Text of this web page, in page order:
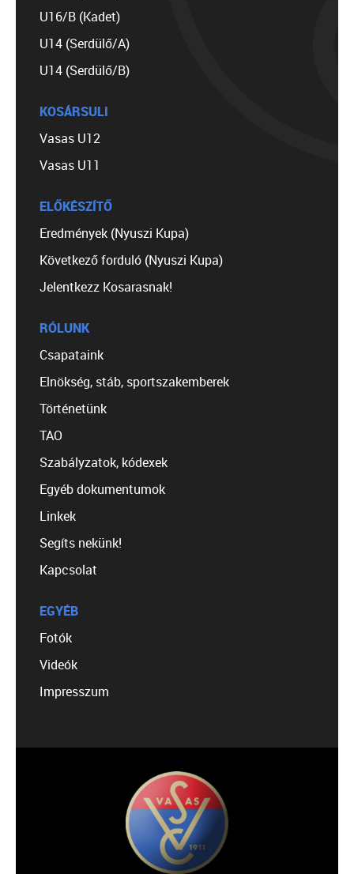
U16/B (Kadet)
U14 (Serdülő/A)
U14 (Serdülő/B)
KOSÁRSULI
Vasas U12
Vasas U11
ELŐKÉSZÍTŐ
Eredmények (Nyuszi Kupa)
Következő forduló (Nyuszi Kupa)
Jelentkezz Kosarasnak!
RÓLUNK
Csapataink
Elnökség, stáb, sportszakemberek
Történetünk
TAO
Szabályzatok, kódexek
Egyéb dokumentumok
Linkek
Segíts nekünk!
Kapcsolat
EGYÉB
Fotók
Videók
Impresszum